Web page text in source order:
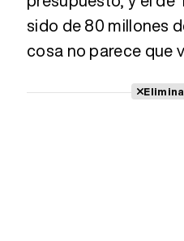
sido de 80 millones
cosa no parece que